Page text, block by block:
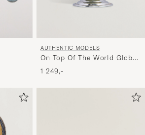
AUTHENTIC MODELS
On Top Of The World Globe
and Plane Silver
1 249,-